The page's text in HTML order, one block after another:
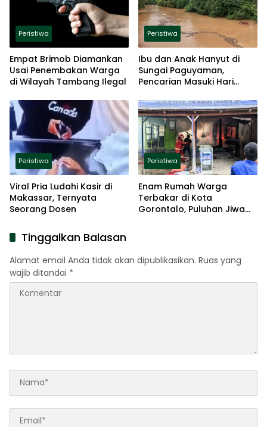
Peristiwa
Empat Brimob Diamankan
Usai Penembakan Warga
di Wilayah Tambang Ilegal
Peristiwa
Ibu dan Anak Hanyut di
Sungai Paguyaman,
Pencarian Masuki Hari
Peristiwa
Viral Pria Ludahi Kasir di
Makassar, Ternyata
Seorang Dosen
Peristiwa
Enam Rumah Warga
Terbakar di Kota
Gorontalo, Puluhan Jiwa
Tinggalkan Balasan
Alamat email Anda tidak akan dipublikasikan. Ruas yang
wajib ditandai *